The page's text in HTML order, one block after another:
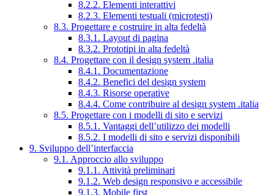
8.2.2. Elementi interattivi
8.2.3. Elementi testuali (microtesti)
8.3. Progettare e costruire in alta fedeltà
8.3.1. Layout di pagina
8.3.2. Prototipi in alta fedeltà
8.4. Progettare con il design system .italia
8.4.1. Documentazione
8.4.2. Benefici del design system
8.4.3. Risorse operative
8.4.4. Come contribuire al design system .italia
8.5. Progettare con i modelli di sito e servizi
8.5.1. Vantaggi dell’utilizzo dei modelli
8.5.2. I modelli di sito e servizi disponibili
9. Sviluppo dell’interfaccia
9.1. Approccio allo sviluppo
9.1.1. Attività preliminari
9.1.2. Web design responsivo e accessibile
9.1.3. Mobile first